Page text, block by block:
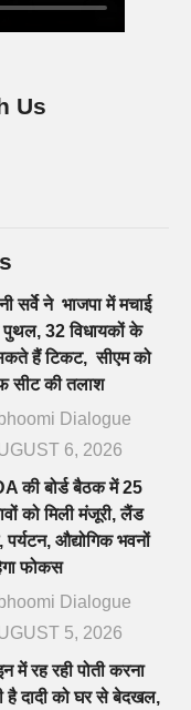
Us
सर्वे ने भाजपा में मचाई
32 विधायकों के
हैं टिकट, सीएम को
सीट की तलाश
Dialogue
6, 2026
की बोर्ड बैठक में 25
को मिली मंजूरी, लैंड
पर्यटन, औद्योगिक भवनों
फोकस
Dialogue
5, 2026
में रह रही पोती करना
है दादी को घर से बेदखल,